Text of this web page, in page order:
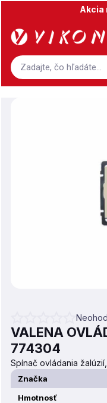
obsah
Akcia
Priemerné hodnotenie
VALENA
774304
Spínač ovládania
Značka
Hmotnosť